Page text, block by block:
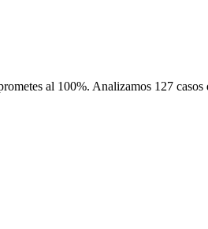
al 100%. Analizamos 127